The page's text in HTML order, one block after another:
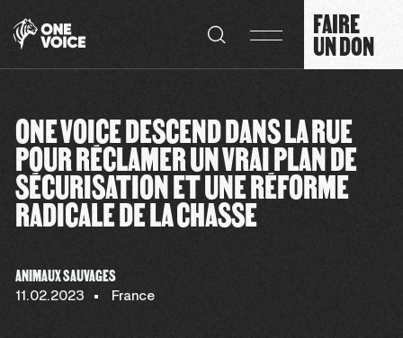
FAIRE
UN DON
ONE VOICE DESCEND DANS LA RUE
POUR RÉCLAMER UN VRAI PLAN DE
SÉCURISATION ET UNE RÉFORME
RADICALE DE LA CHASSE
ANIMAUX SAUVAGES
11.02.2023 France